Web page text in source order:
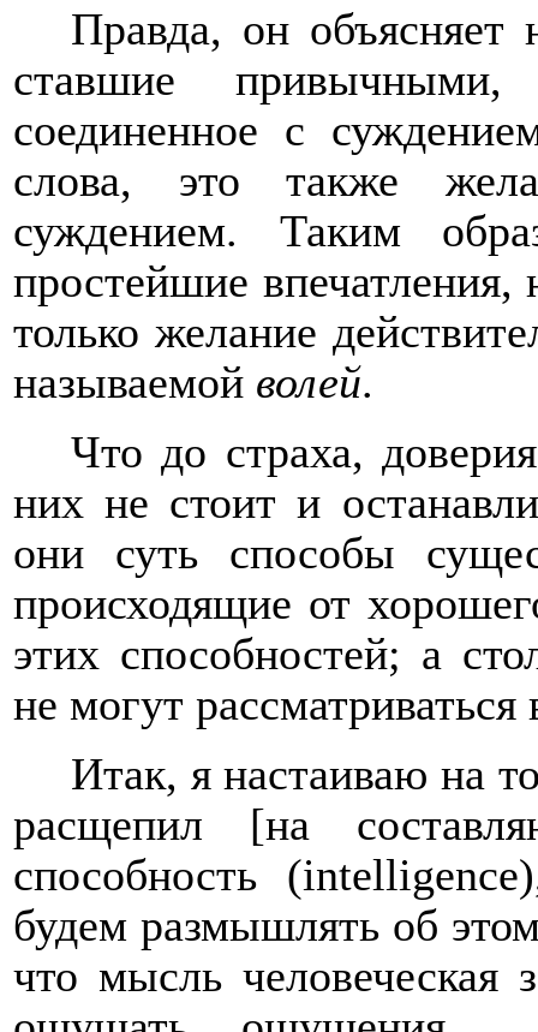
Правда, он объясняет
ставшие
соединенное с
слова, это также
суждением. Таким
простейшие
только желание
называемой волей.
Что до страха,
них не стоит и
они суть способы
происходящие от
этих способностей; а
не могут рассматриваться
Итак, я настаиваю на
расщепил [на
способность (intelligence
будем размышлять об
что мысль